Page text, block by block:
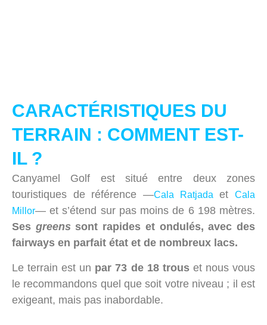
CARACTÉRISTIQUES DU
TERRAIN : COMMENT EST-
IL ?
Canyamel Golf est situé entre deux zones
touristiques de référence —Cala RatjadaetCala
Millor— et s’étend sur pas moins de 6 198 mètres.
Ses greens sont rapides et ondulés, avec des
fairways en parfait état et de nombreux lacs.
Le terrain est un par 73 de 18 trouset nous vous
le recommandons quel que soit votre niveau ; il est
exigeant, mais pas inabordable.